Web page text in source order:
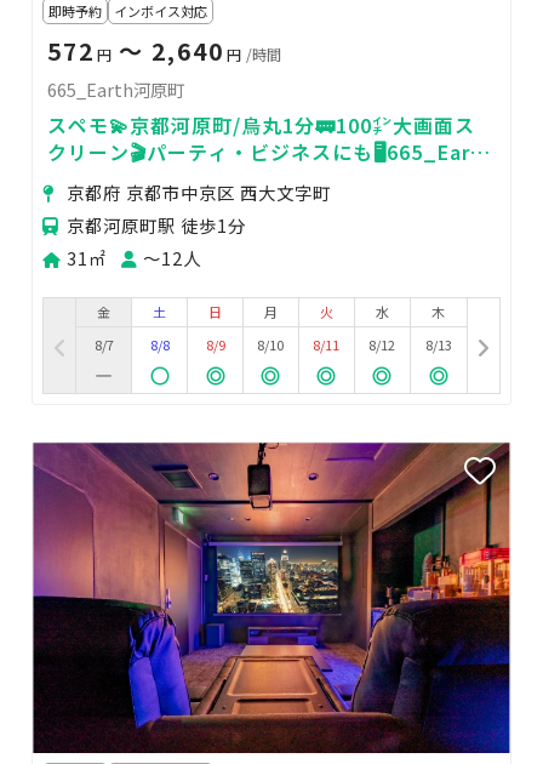
即時予約 インボイス対応
572 円 〜 2,640 円 /時間
665_Earth河原町
スペモ💫京都河原町/烏丸1分🚃100㌅大画面ス
クリーン🎬パーティ・ビジネスにも🖥️665_Earth
河原町
京都府 京都市中京区 西大文字町
京都河原町駅 徒歩1分
31㎡
〜12人
金
8/7
土
8/8
日
8/9
月
8/10
火
8/11
水
8/12
木
8/13